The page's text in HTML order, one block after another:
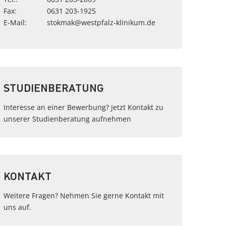
Fax:
0631 203-1925
E-Mail:
stokmak@westpfalz-klinikum.de
STUDIENBERATUNG
Interesse an einer Bewerbung? Jetzt Kontakt zu
unserer Studienberatung aufnehmen
KONTAKT
Weitere Fragen? Nehmen Sie gerne Kontakt mit
uns auf.